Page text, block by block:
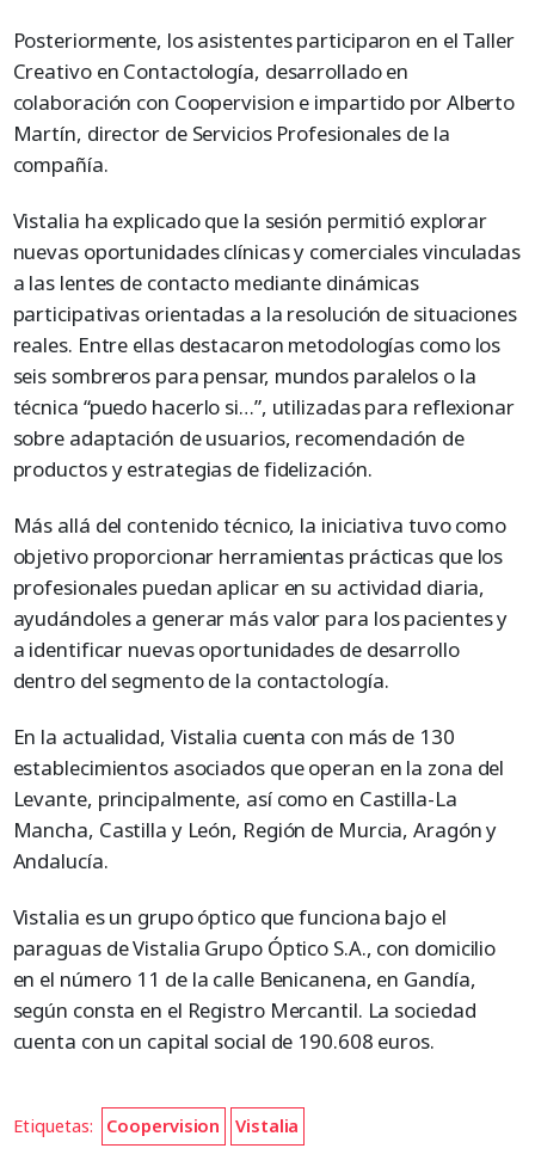
Posteriormente, los asistentes participaron en el Taller
Creativo en Contactología, desarrollado en
colaboración con Coopervision e impartido por Alberto
Martín, director de Servicios Profesionales de la
compañía.
Vistalia ha explicado que la sesión permitió explorar
nuevas oportunidades clínicas y comerciales vinculadas
a las lentes de contacto mediante dinámicas
participativas orientadas a la resolución de situaciones
reales. Entre ellas destacaron metodologías como los
seis sombreros para pensar, mundos paralelos o la
técnica “puedo hacerlo si…”, utilizadas para reflexionar
sobre adaptación de usuarios, recomendación de
productos y estrategias de fidelización.
Más allá del contenido técnico, la iniciativa tuvo como
objetivo proporcionar herramientas prácticas que los
profesionales puedan aplicar en su actividad diaria,
ayudándoles a generar más valor para los pacientes y
a identificar nuevas oportunidades de desarrollo
dentro del segmento de la contactología.
En la actualidad, Vistalia cuenta con más de 130
establecimientos asociados que operan en la zona del
Levante, principalmente, así como en Castilla-La
Mancha, Castilla y León, Región de Murcia, Aragón y
Andalucía.
Vistalia es un grupo óptico que funciona bajo el
paraguas de Vistalia Grupo Óptico S.A., con domicilio
en el número 11 de la calle Benicanena, en Gandía,
según consta en el Registro Mercantil. La sociedad
cuenta con un capital social de 190.608 euros.
Etiquetas: Coopervision Vistalia